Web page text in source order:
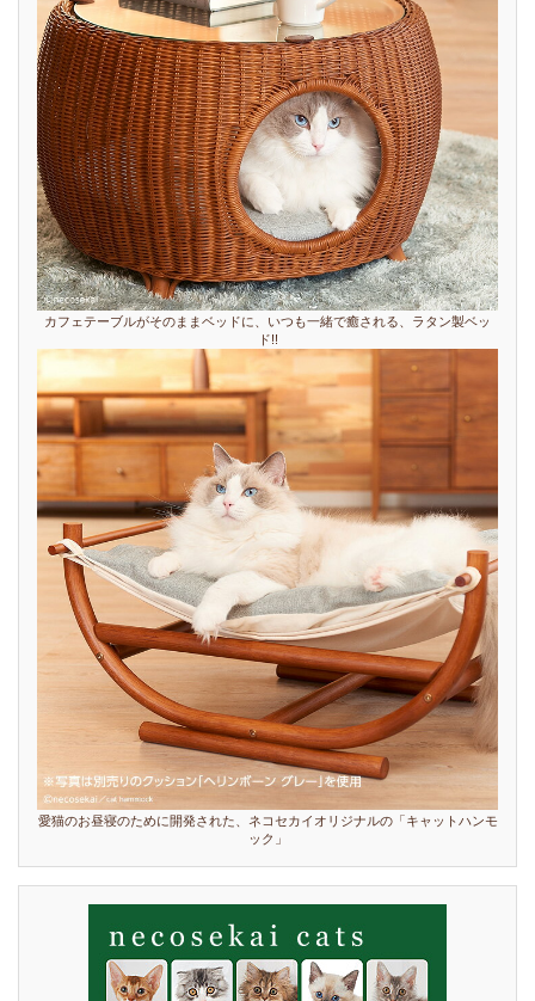
カフェテーブルがそのままベッドに、いつも一緒で癒される、ラタン製ベッ
ド!!
愛猫のお昼寝のために開発された、ネコセカイオリジナルの「キャットハンモ
ック」